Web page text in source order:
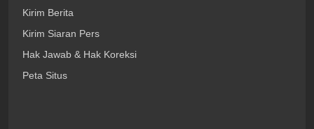
Kirim Berita
Kirim Siaran Pers
Hak Jawab & Hak Koreksi
Peta Situs